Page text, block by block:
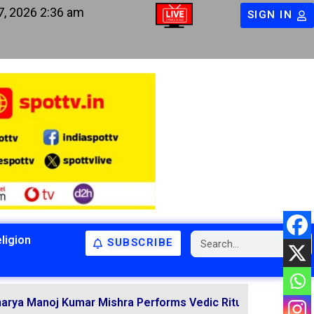
2026 2:36 am SIGN IN
SUBSCRIBE
Kumar Mishra Performs Vedic Rituals for the
LATEST NEWS
NATIONAL
RELIGION